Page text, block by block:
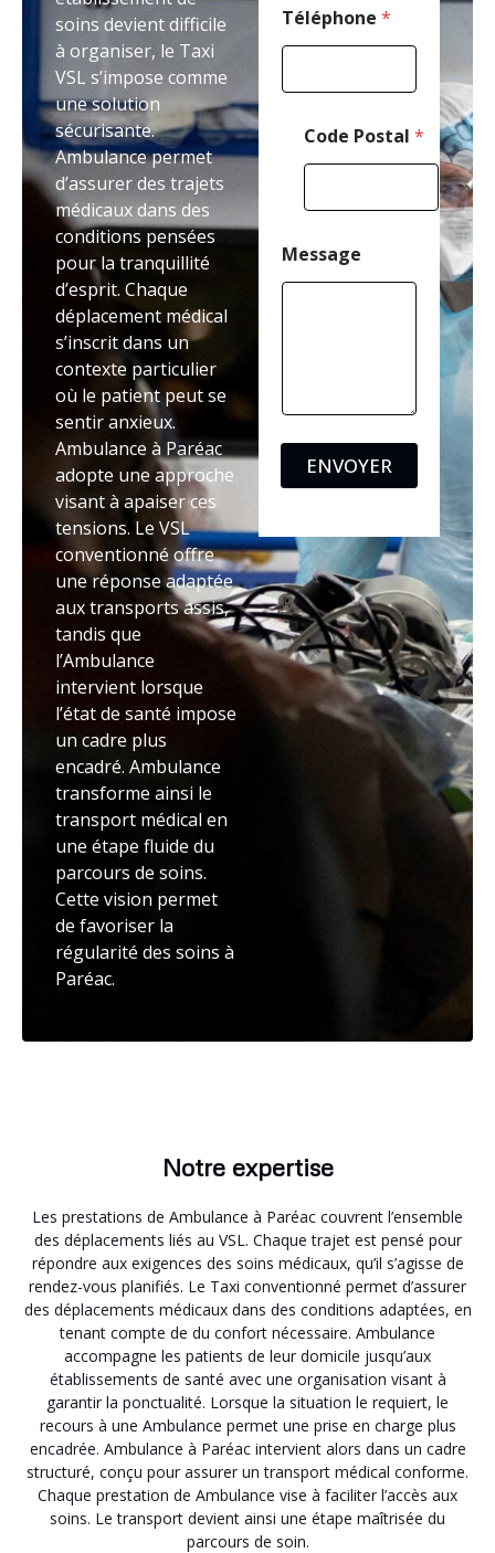
soins devient difficile
à organiser, le Taxi
VSL s’impose comme
une solution
sécurisante.
Ambulance permet
d’assurer des trajets
médicaux dans des
conditions pensées
pour la tranquillité
d’esprit. Chaque
déplacement médical
s’inscrit dans un
contexte particulier
où le patient peut se
sentir anxieux.
Ambulance à Paréac
adopte une approche
visant à apaiser ces
tensions. Le VSL
conventionné offre
une réponse adaptée
aux transports assis,
tandis que
l’Ambulance
intervient lorsque
l’état de santé impose
un cadre plus
encadré. Ambulance
transforme ainsi le
transport médical en
une étape fluide du
parcours de soins.
Cette vision permet
de favoriser la
régularité des soins à
Paréac.
a
Téléphone *
Code Postal *
Message
ENVOYER
Notre expertise
Les prestations de Ambulance à Paréac couvrent l’ensemble
des déplacements liés au VSL. Chaque trajet est pensé pour
répondre aux exigences des soins médicaux, qu’il s’agisse de
rendez-vous planifiés. Le Taxi conventionné permet d’assurer
des déplacements médicaux dans des conditions adaptées, en
tenant compte de du confort nécessaire. Ambulance
accompagne les patients de leur domicile jusqu’aux
établissements de santé avec une organisation visant à
garantir la ponctualité. Lorsque la situation le requiert, le
recours à une Ambulance permet une prise en charge plus
encadrée. Ambulance à Paréac intervient alors dans un cadre
structuré, conçu pour assurer un transport médical conforme.
Chaque prestation de Ambulance vise à faciliter l’accès aux
soins. Le transport devient ainsi une étape maîtrisée du
parcours de soin.